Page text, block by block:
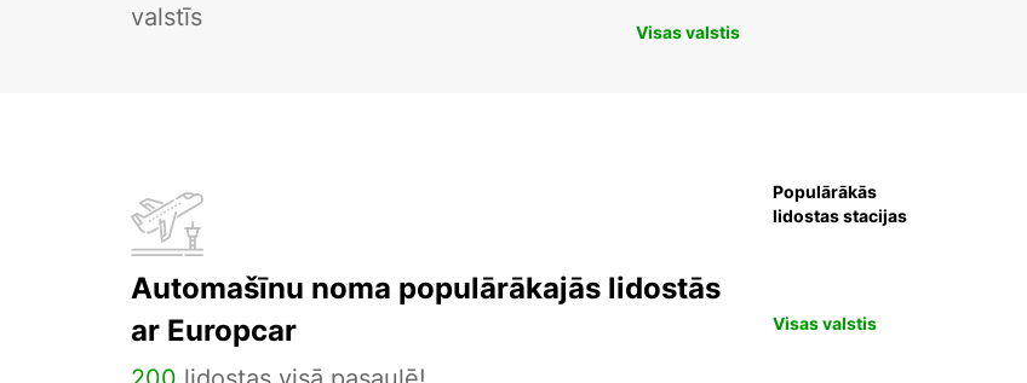
valstīs
Visas valstis
Automašīnu noma populārākajās lidostās
ar Europcar
Populārākās
lidostas stacijas
Visas valstis